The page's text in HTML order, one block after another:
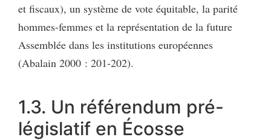
et fiscaux), un système de vote équitable, la parité
hommes-femmes et la représentation de la future
Assemblée dans les institutions européennes
(Abalain 2000 : 201-202).
1.3. Un référendum pré-
législatif en Écosse